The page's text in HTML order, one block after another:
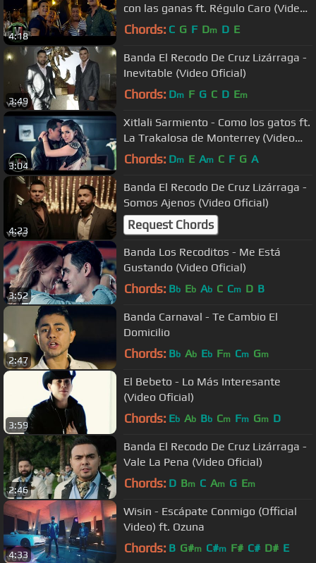
4:18
con las ganas ft. Régulo Caro (Video
Oficial)
Chords: C G F Dm D E
3:49
Banda El Recodo De Cruz Lizárraga -
Inevitable (Video Oficial)
Chords: Dm F G C D Em
3:04
Xitlali Sarmiento - Como los gatos ft.
La Trakalosa de Monterrey (Video
Oficial)
Chords: Dm E Am C F G A
4:23
Banda El Recodo De Cruz Lizárraga -
Somos Ajenos (Video Oficial)
Request Chords
3:52
Banda Los Recoditos - Me Está
Gustando (Video Oficial)
Chords: Bb Eb Ab C Cm D B
2:47
Banda Carnaval - Te Cambio El
Domicilio
Chords: Bb Ab Eb Fm Cm Gm
3:59
El Bebeto - Lo Más Interesante
(Video Oficial)
Chords: Eb Ab Bb Cm Fm Gm D
2:46
Banda El Recodo De Cruz Lizárraga -
Vale La Pena (Video Oficial)
Chords: D Bm C Am G Em
4:33
Wisin - Escápate Conmigo (Official
Video) ft. Ozuna
Chords: B G#m C#m F# C# D# E